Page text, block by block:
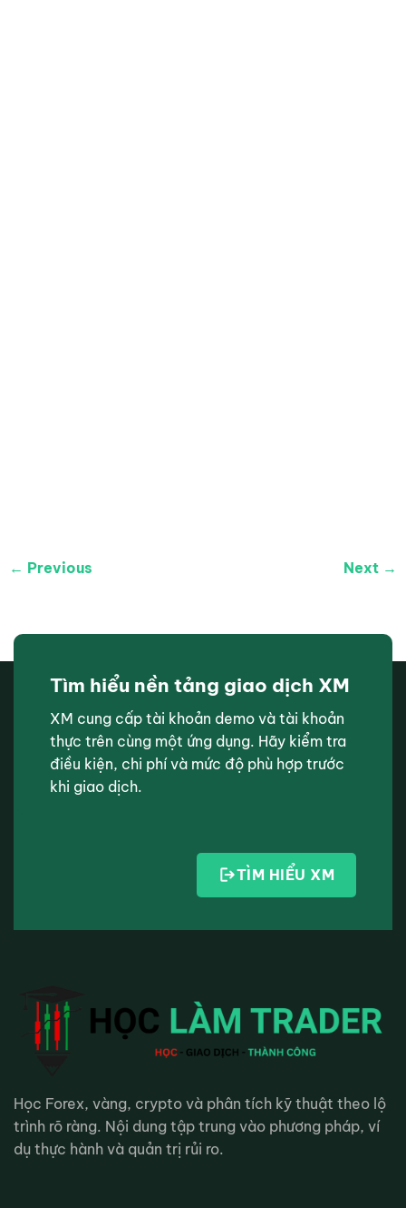
← Previous Next →
Tìm hiểu nền tảng giao dịch XM
XM cung cấp tài khoản demo và tài khoản
thực trên cùng một ứng dụng. Hãy kiểm tra
điều kiện, chi phí và mức độ phù hợp trước
khi giao dịch.
TÌM HIỂU XM
Học Forex, vàng, crypto và phân tích kỹ thuật theo lộ
trình rõ ràng. Nội dung tập trung vào phương pháp, ví
dụ thực hành và quản trị rủi ro.